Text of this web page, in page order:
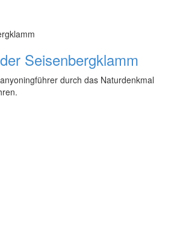
Seisenbergklamm
durch das Naturdenkmal